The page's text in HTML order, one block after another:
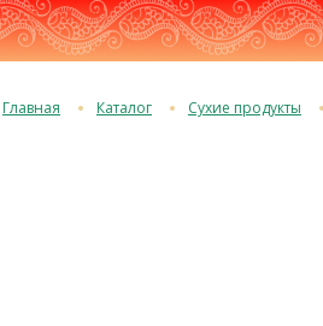
Главная Каталог Сухие продукты